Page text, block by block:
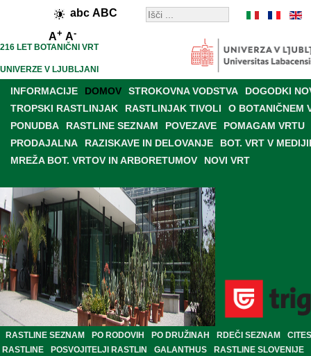
abc ABC
A+ A-
216 LET BOTANIČNI VRT
UNIVERZE V LJUBLJANI
INFORMACIJE DOMOV STROKOVNA VODSTVA
DOGODKI
TROPSKI RASTLINJAK
RASTLINJAK TIVOLI
O BOTANIČNEM
PONUDBA
RASTLINE SEZNAM POVEZAVE
POMAGAM VRTU
PRODAJALNA
RAZISKAVE IN DELOVANJE
BOT. VRT V
MREŽA BOT. VRTOV IN ARBORETUMOV
NOVI VRT
RASTLINE SEZNAM PO RODOVIH PO DRUŽINAH RDEČI SEZNAM
CITES
RASTLINE
POSVOJITELJI RASTLIN GALANTHUS RASTLINE SLOVENIJE